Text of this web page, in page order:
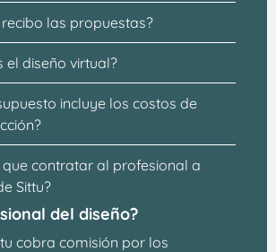
las propuestas?
el diseño virtual?
incluye los costos de
que contratar al profesional a
Sittu?
del diseño?
cobra comisión por los